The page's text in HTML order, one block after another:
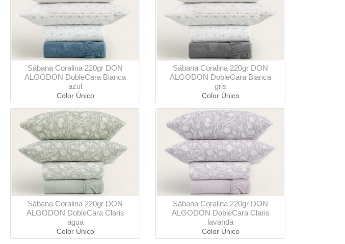
Sábana Coralina 220gr DON
ALGODON DobleCara Bianca
azul
Color Único
Sábana Coralina 220gr DON
ALGODON DobleCara Bianca
gris
Color Único
Sábana Coralina 220gr DON
ALGODON DobleCara Claris
agua
Color Único
Sábana Coralina 220gr DON
ALGODON DobleCara Claris
lavanda
Color Único